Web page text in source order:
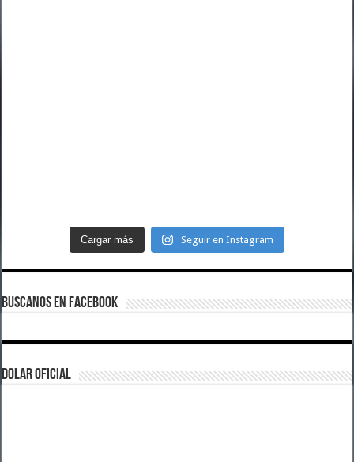
Cargar más Seguir en Instagram
BUSCANOS EN FACEBOOK
DOLAR OFICIAL